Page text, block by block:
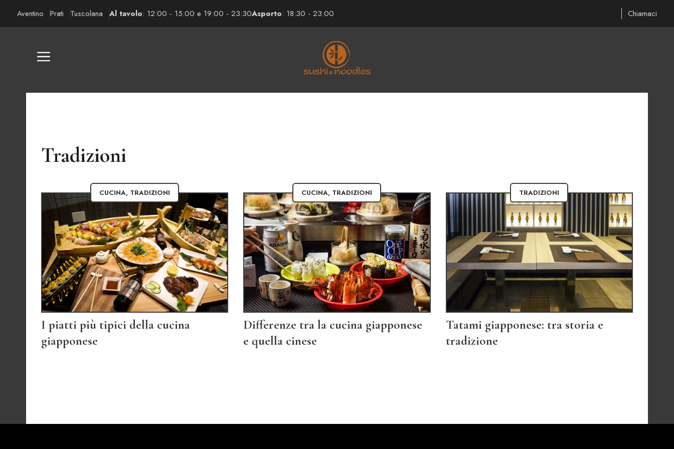
Aventino Prati Tuscolana Al tavolo: 12:00 - 15:00 e 19:00 - 23:30Asporto: 18:30 - 23:00 Chiamaci
Tradizioni
CUCINA, TRADIZIONI
I piatti più tipici della cucina
giapponese
CUCINA, TRADIZIONI
Differenze tra la cucina giapponese
e quella cinese
TRADIZIONI
Tatami giapponese: tra storia e
tradizione